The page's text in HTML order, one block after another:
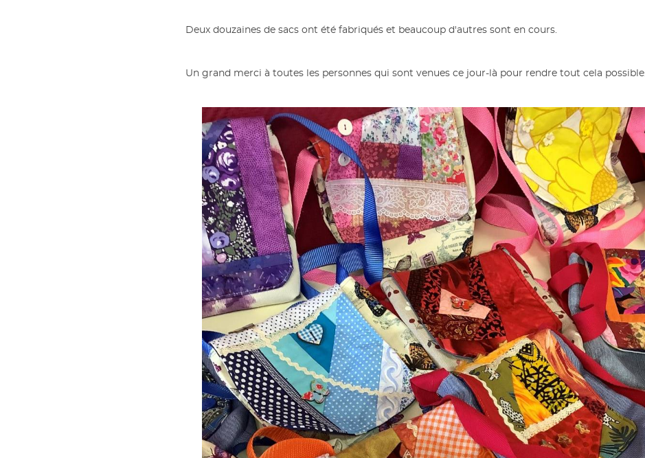
Deux douzaines de sacs ont été fabriqués et beaucoup d'autres sont en cours.
Un grand merci à toutes les personnes qui sont venues ce jour-là pour rendre tout cela possible.